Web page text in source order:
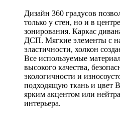
Дизайн 360 градусов
только у стен, но и в
зонирования. Каркас
ДСП. Мягкие элементы с
эластичности, холкон
Все используемые
высокого качества,
экологичности и
подходящую ткань и цвет
ярким акцентом или
интерьера.